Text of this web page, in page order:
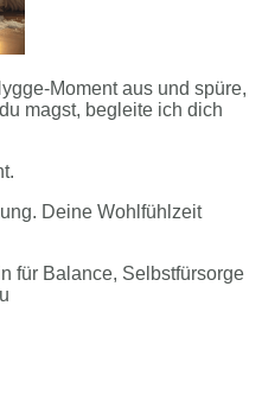
Moment aus und spüre,
magst, begleite ich dich
Deine Wohlfühlzeit
für Balance, Selbstfürsorge